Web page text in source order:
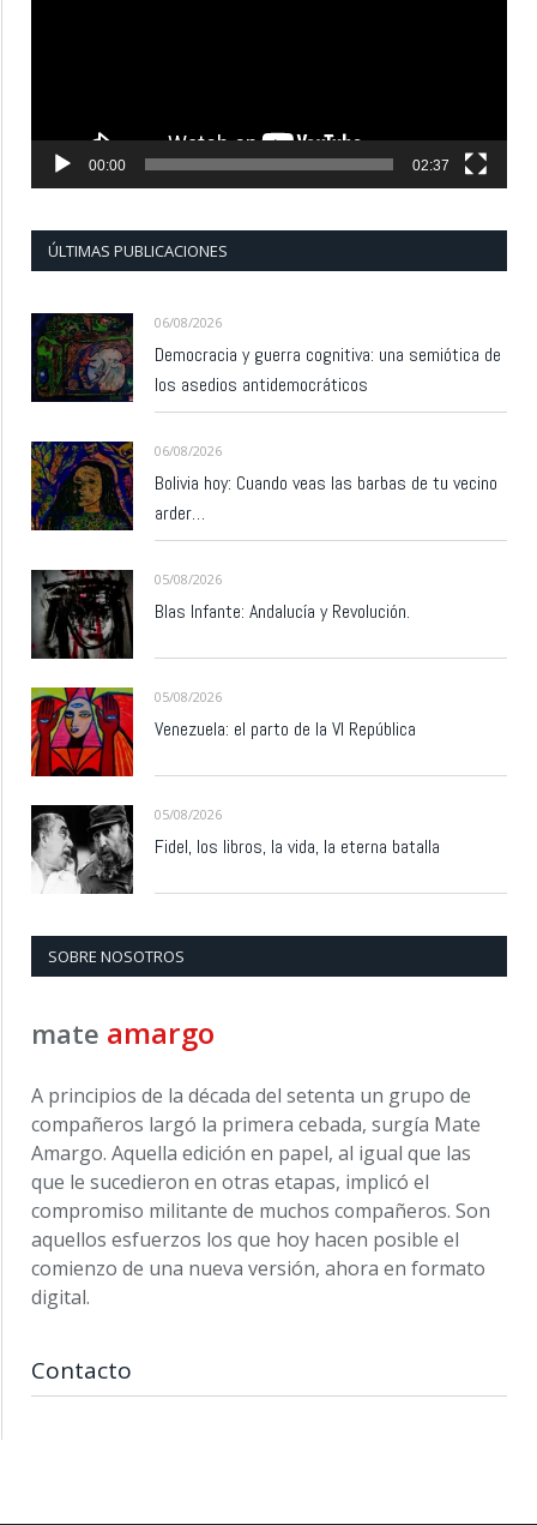
00:00 02:37
ÚLTIMAS PUBLICACIONES
06/08/2026
Democracia y guerra cognitiva: una semiótica de
los asedios antidemocráticos
06/08/2026
Bolivia hoy: Cuando veas las barbas de tu vecino
arder…
05/08/2026
Blas Infante: Andalucía y Revolución.
05/08/2026
Venezuela: el parto de la VI República
05/08/2026
Fidel, los libros, la vida, la eterna batalla
SOBRE NOSOTROS
mate amargo
A principios de la década del setenta un grupo de
compañeros largó la primera cebada, surgía Mate
Amargo. Aquella edición en papel, al igual que las
que le sucedieron en otras etapas, implicó el
compromiso militante de muchos compañeros. Son
aquellos esfuerzos los que hoy hacen posible el
comienzo de una nueva versión, ahora en formato
digital.
Contacto